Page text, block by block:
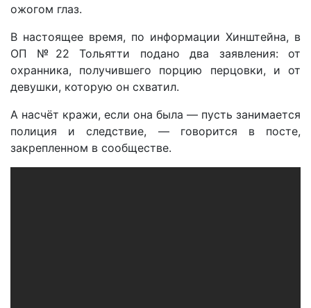
ожогом глаз.
В настоящее время, по информации Хинштейна, в
ОП №22 Тольятти подано два заявления: от
охранника, получившего порцию перцовки, и от
девушки, которую он схватил.
А насчёт кражи, если она была — пусть занимается
полиция и следствие, — говорится в посте,
закрепленном в сообществе.